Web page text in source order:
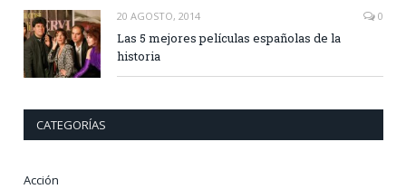
20 AGOSTO, 2014 0
Las 5 mejores películas españolas de la
historia
CATEGORÍAS
Acción